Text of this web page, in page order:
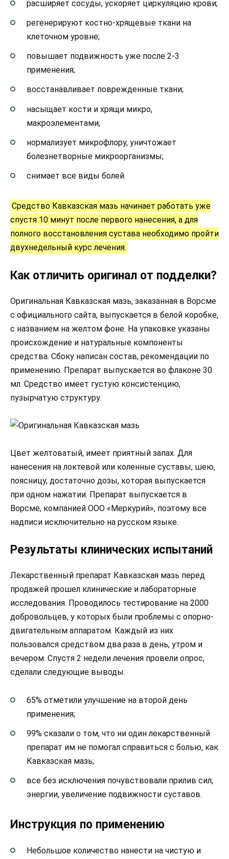
расширяет сосуды, ускоряет циркуляцию крови;
регенерируют костно-хрящевые ткани на
клеточном уровне;
повышает подвижность уже после 2-3
применения;
восстанавливает поврежденные ткани;
насыщает кости и хрящи микро,
макроэлементами;
нормализует микрофлору, уничтожает
болезнетворные микроорганизмы;
снимает все виды болей.
Средство Кавказская мазь начинает работать уже
спустя 10 минут после первого нанесения, а для
полного восстановления сустава необходимо пройти
двухнедельный курс лечения.
Как отличить оригинал от подделки?
Оригинальная Кавказская мазь, заказанная в Ворсме
с официального сайта, выпускается в белой коробке,
с названием на желтом фоне. На упаковке указаны
происхождение и натуральные компоненты
средства. Сбоку написан состав, рекомендации по
применению. Препарат выпускается во флаконе 30
мл. Средство имеет густую консистенцию,
пузырчатую структуру.
Цвет желтоватый, имеет приятный запах. Для
нанесения на локтевой или коленные суставы, шею,
поясницу, достаточно дозы, которая выпускается
при одном нажатии. Препарат выпускается в
Ворсме, компанией ООО «Меркурий», поэтому все
надписи исключительно на русском языке.
Результаты клинических испытаний
Лекарственный препарат Кавказская мазь перед
продажей прошел клинические и лабораторные
исследования. Проводилось тестирование на 2000
добровольцев, у которых были проблемы с опорно-
двигательным аппаратом. Каждый из них
пользовался средством два раза в день, утром и
вечером. Спустя 2 недели лечения провели опрос,
сделали следующие выводы:
65% отметили улучшение на второй день
применения;
99% сказали о том, что ни один лекарственный
препарат им не помогал справиться с болью, как
Кавказская мазь;
все без исключения почувствовали прилив сил,
энергии, увеличение подвижности суставов.
Инструкция по применению
Небольшое количество нанести на чистую и